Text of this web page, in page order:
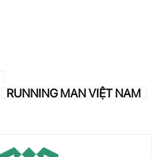
RUNNING MAN VIỆT NAM